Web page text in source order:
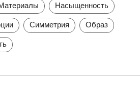
Насыщенность
Симметрия Образ